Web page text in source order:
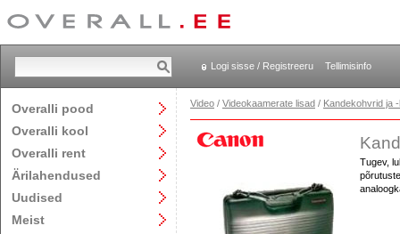
Logi sisse / Registreeru Tellimisinfo
Overalli pood
Overalli kool
Overalli rent
Ärilahendused
Uudised
Meist
Video / Videokaamerate lisad / Kandekohvrid ja
Tugev,